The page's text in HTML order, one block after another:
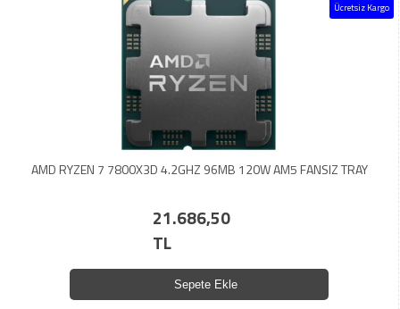
Ücretsiz Kargo
AMD RYZEN 7 7800X3D 4.2GHZ 96MB 120W AM5 FANSIZ TRAY
21.686,50
TL
Sepete Ekle